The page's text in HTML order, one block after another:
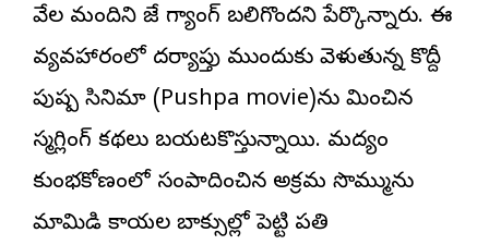
వేల మందిని జే గ్యాంగ్ బలిగొందని పేర్కొన్నారు. ఈ
వ్యవహారంలో దర్యాప్తు ముందుకు వెళుతున్న కొద్దీ
పుష్ప సినిమా (Pushpa movie)ను మించిన
స్మగ్లింగ్ కథలు బయటకొస్తున్నాయి. మద్యం
కుంభకోణంలో సంపాదించిన అక్రమ సొమ్మును
మామిడి కాయల బాక్సుల్లో పెట్టి ప్రతి